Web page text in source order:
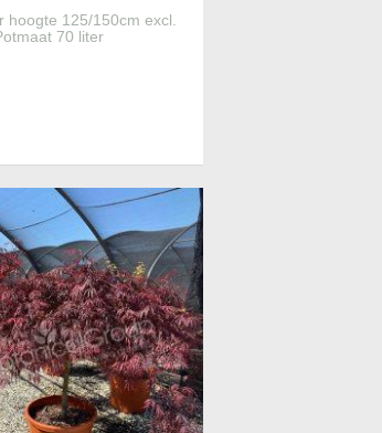
LAURUS NOBILIS
CAMELLIA JAPONICA
ERIOBOTRYA JAPONICA
CEDRUS ATLANTICA 'GLAUCA PENDULA'
PRUNUS LAUROCERASUS 'NOVITA'
CHAMAEROPS HUMILIS
hoogte 125/150cm excl.
70 liter
Meer informatie